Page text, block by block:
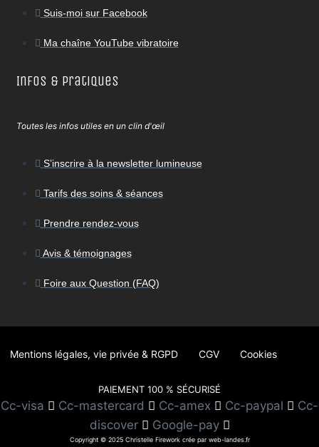
Suis-moi sur Facebook
Ma chaîne YouTube vibratoire
Infos & Pratiques
Toutes les infos utiles en un clin d'œil
S’inscrire à la newsletter lumineuse
Tarifs des soins & séances
Prendre rendez-vous
Avis & témoignages
Foire aux Question (FAQ)
Mentions légales, vie privée & RGPD CGV Cookies
PAIEMENT 100 % SÉCURISÉ
Cc-visa Cc-mastercard Cc-amex Cc-paypal
Cc-
discover
Google-pay
Copyright © 2025 Christelle Firework crée par web-landes.fr